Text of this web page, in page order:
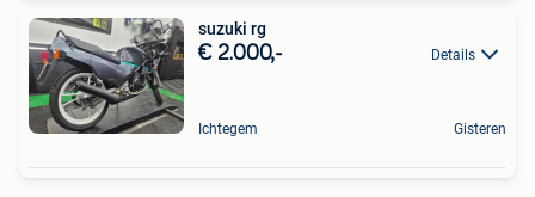
suzuki rg
€ 2.000,- Details
Ichtegem Gisteren